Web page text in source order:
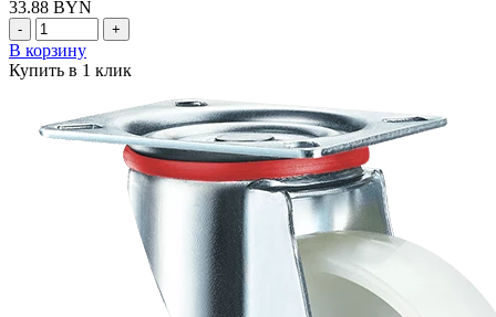
33.88 BYN
- +
В корзину
Купить в 1 клик